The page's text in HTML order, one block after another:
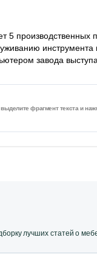
5 производственных
завода
фрагмент текста и
лучших статей о